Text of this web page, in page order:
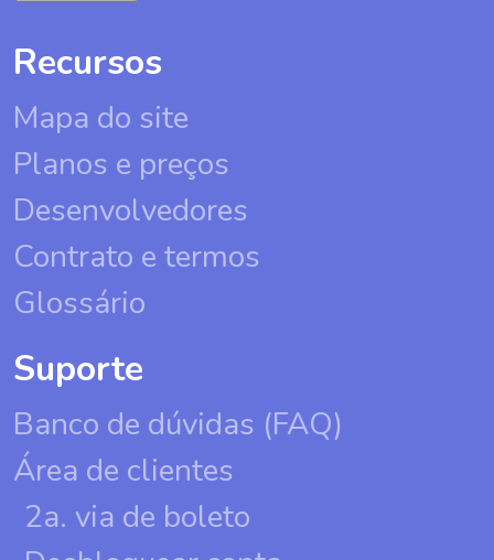
Recursos
Mapa do site
Planos e preços
Desenvolvedores
Contrato e termos
Glossário
Suporte
Banco de dúvidas (FAQ)
Área de clientes
2a. via de boleto